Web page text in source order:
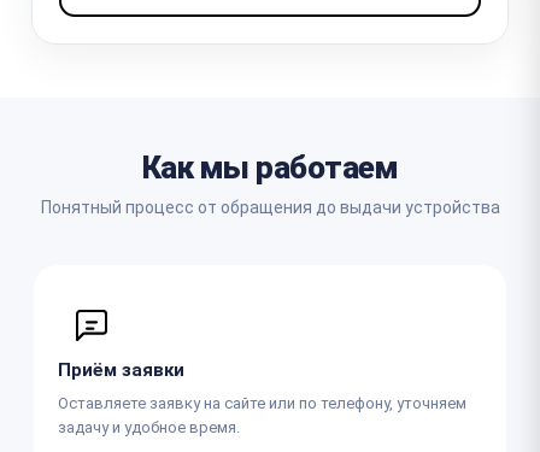
Как мы работаем
Понятный процесс от обращения до выдачи устройства
Приём заявки
Оставляете заявку на сайте или по телефону, уточняем
задачу и удобное время.